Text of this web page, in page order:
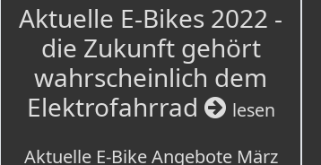
Aktuelle E-Bikes 2022 -
die Zukunft gehört
wahrscheinlich dem
Elektrofahrrad
lesen
Aktuelle E-Bike Angebote März